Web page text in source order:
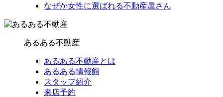
なぜか女性に選ばれる不動産屋さん
あるある不動産
あるある不動産とは
あるある情報館
スタッフ紹介
来店予約